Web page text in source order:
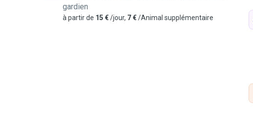
gardien
à partir de 15 €/jour, 7 €/Animal supplémentaire